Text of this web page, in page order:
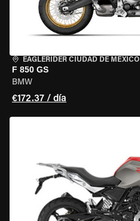
EAGLERIDER CIUDAD DE MÉXICO
F 850 GS
BMW
€172.37 / día